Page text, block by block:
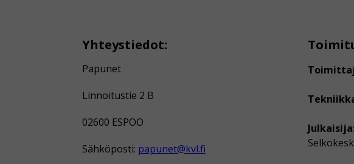
Yhteystiedot:
Papunet
Linnoitustie 2 B
02600 ESPOO
Sähköposti: papunet@kvl.fi